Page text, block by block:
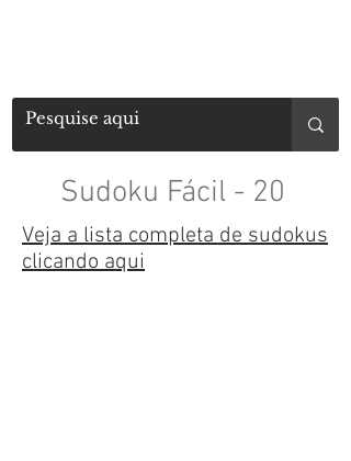
Sudoku Fácil - 20
Veja a lista completa de sudokus
clicando aqui